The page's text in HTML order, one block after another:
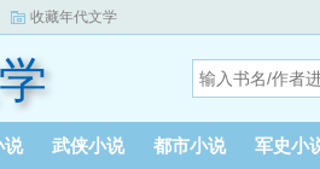
收藏年代文学
说 武侠小说 都市小说 军史小